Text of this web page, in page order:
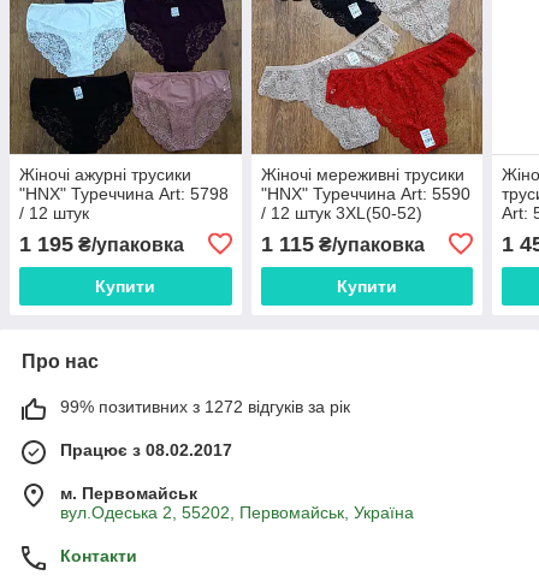
Жіночі ажурні трусики
"HNX" Туреччина Art: 5798
/ 12 штук
1 195 ₴/упаковка
Купити
Жіночі мереживні трусики
"HNX" Туреччина Art: 5590
/ 12 штук 3XL(50-52)
1 115₴/упаковка
Купити
Art:
1
Про нас
99% позитивних з 1272 відгуків за рік
Працює з 08.02.2017
м. Первомайськ
вул.Одеська 2, 55202, Первомайськ, Україна
Контакти